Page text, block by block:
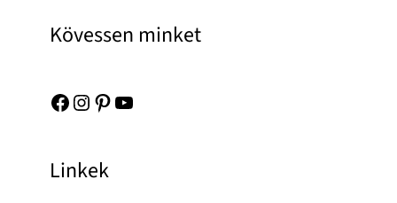
Kövessen minket
Facebook Instagram Pinterest YouTube
Linkek